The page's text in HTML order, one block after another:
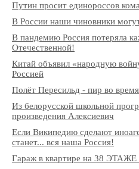
Путин просит единороссов
В России наши чиновники
В пандемию Россия потеряла
Отечественной!
Китай объявил «народную
Россией
Полёт Пересильд - пир во
Из белорусской школьной
произведения Алексиевич
Если Википедию сделают
станет... вся наша Россия!
Гараж в квартире на 38